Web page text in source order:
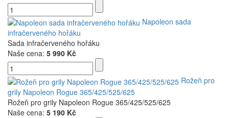
Napoleon sada
infračerveného hořáku
Sada infračerveného hořáku
Naše cena: 5 990 Kč
Rožeň pro
grily Napoleon Rogue 365/425/525/625
Rožeň pro grily Napoleon Rogue 365/425/525/625
Naše cena: 5 190 Kč